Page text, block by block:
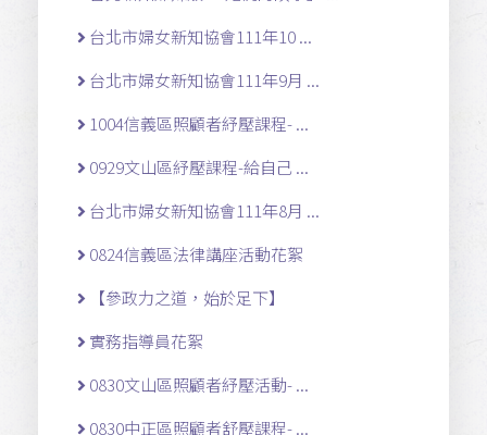
台北市婦女新知協會111年10 ...
台北市婦女新知協會111年9月 ...
1004信義區照顧者紓壓課程- ...
0929文山區紓壓課程-給自己 ...
台北市婦女新知協會111年8月 ...
0824信義區法律講座活動花絮
【參政力之道，始於足下】
實務指導員花絮
0830文山區照顧者紓壓活動- ...
0830中正區照顧者舒壓課程- ...